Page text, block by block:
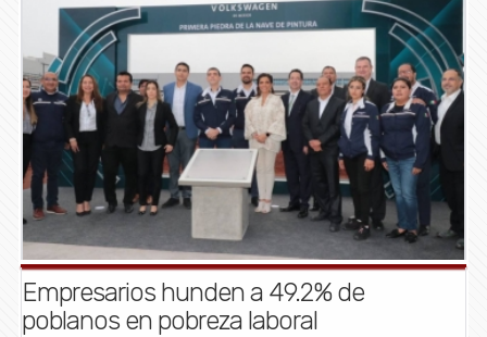
Empresarios hunden a 49.2% de
poblanos en pobreza laboral